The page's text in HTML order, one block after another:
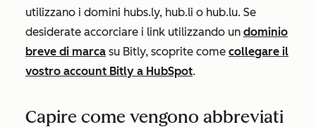
utilizzano i domini hubs.ly, hub.li o hub.lu. Se
desiderate accorciare i link utilizzando un dominio
breve di marca su Bitly, scoprite come collegare il
vostro account Bitly a HubSpot.
Capire come vengono abbreviati